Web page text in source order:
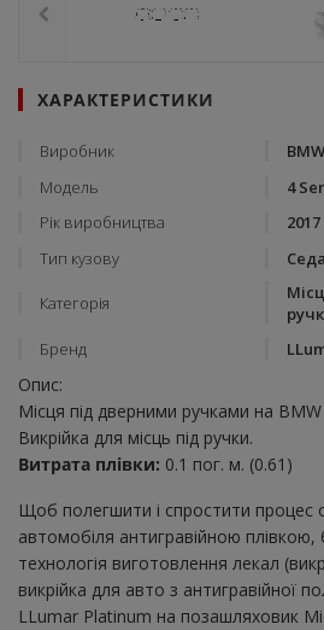
ХАРАКТЕРИСТИКИ
Виробник
BMW
Модель
4
Рік виробництва
2017
Тип кузову
Категорія
Бренд
Опис:
Місця під дверними ручками на
Викрійка для місць під ручки.
Витрата плівки: 0.1 пог. м. (0.61)
Щоб полегшити і спростити процес
автомобіля антигравійною
технологія виготовлення лекал
викрійка для авто з антигравійної
LLumar Platinum на позашляховик